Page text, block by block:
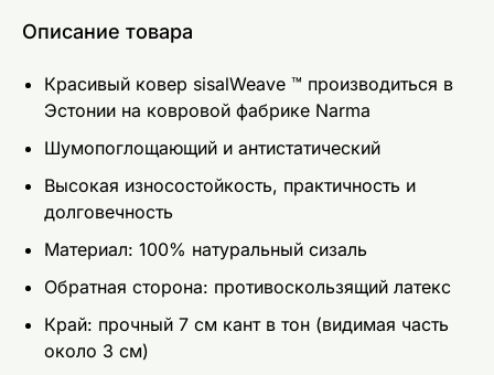
Описание товара
Красивый ковер sisalWeave ™ производиться в
Эстонии на ковровой фабрике Narma
Шумопоглощающий и антистатический
Высокая износостойкость, практичность и
долговечность
Материал: 100% натуральный сизаль
Обратная сторона: противоскользящий латекс
Край: прочный 7 см кант в тон (видимая часть
около 3 см)